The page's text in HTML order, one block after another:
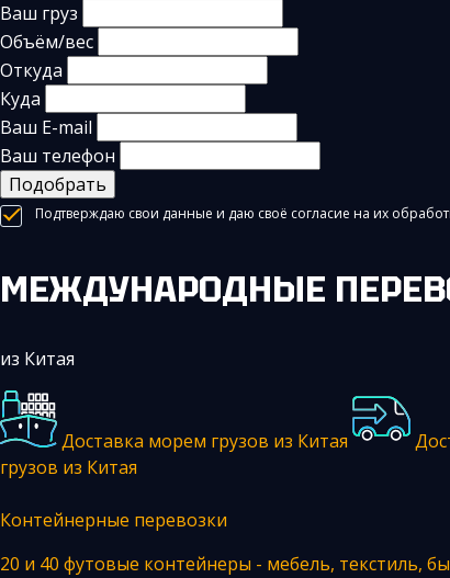
Ваш груз
Объём/вес
Откуда
Куда
Ваш E-mail
Ваш телефон
Подобрать
Подтверждаю свои данные и даю своё согласие на их
МЕЖДУНАРОДНЫЕ
из Китая
Доставка морем грузов из Китая
грузов из Китая
Контейнерные перевозки
20 и 40 футовые контейнеры - мебель, текстиль,